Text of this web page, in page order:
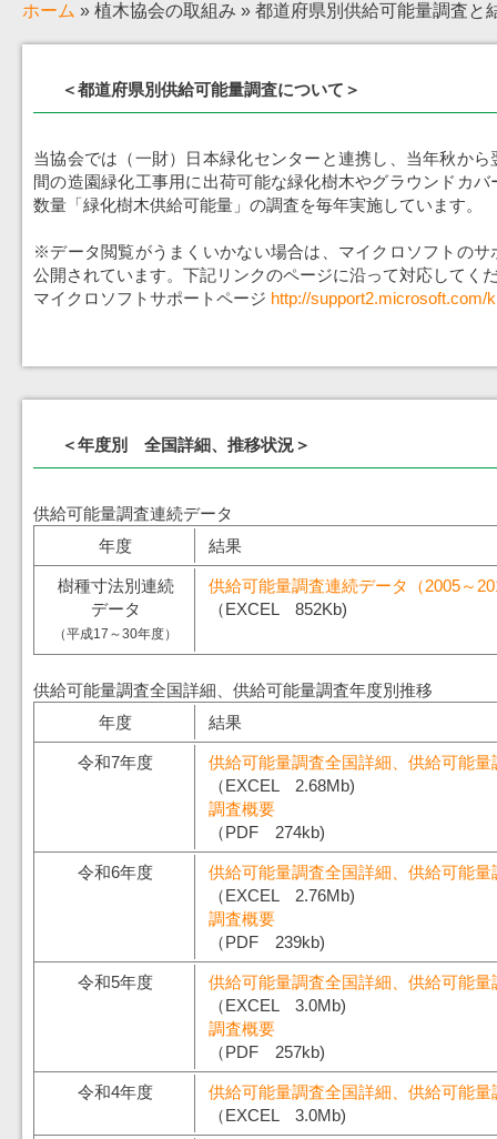
ホーム » 植木協会の取組み » 都道府県別供給可能量調査と
＜都道府県別供給可能量調査について＞
当協会では（一財）日本緑化センターと連携し、当年秋か
間の造園緑化工事用に出荷可能な緑化樹木やグラウンドカ
数量「緑化樹木供給可能量」の調査を毎年実施しています。
※データ閲覧がうまくいかない場合は、マイクロソフトのサ
公開されています。下記リンクのページに沿って対応してく
マイクロソフトサポートページ http://support2.microsoft.com/
＜年度別 全国詳細、推移状況＞
供給可能量調査連続データ
年度
結果
樹種寸法別連続
データ
（平成17～30年度）
供給可能量調査連続データ（2005～
（EXCEL 852Kb)
供給可能量調査全国詳細、供給可能量調査年度別推移
年度
結果
令和7年度
供給可能量調査全国詳細、供給可能
（EXCEL 2.68Mb)
調査概要
（PDF 274kb)
令和6年度
供給可能量調査全国詳細、供給可能
（EXCEL 2.76Mb)
調査概要
（PDF 239kb)
令和5年度
供給可能量調査全国詳細、供給可能
（EXCEL 3.0Mb)
調査概要
（PDF 257kb)
令和4年度
供給可能量調査全国詳細、供給可能
（EXCEL 3.0Mb)